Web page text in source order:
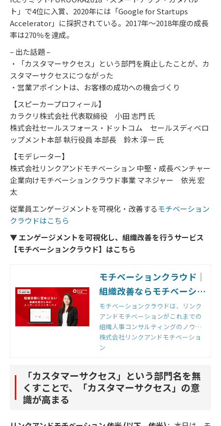
ト」で4位に入賞、2020年には「Google for Startups
Accelerator」に採択されている。2017年～2018年度の成長
率は270％を達成。
– 出た話題 –
・「カスタマーサクセス」という部門を廃止したことが、カ
スタマーサクセスにつながった
・営業アポイントは、お客様の成功への機会づくり
【スピーカープロフィール】
カラクリ株式会社 代表取締役 小田 志門 氏
株式会社セールスフォース・ドットコム セールスディベロ
ップメント本部 執行役員 本部長 鈴木 淳一 氏
【モデレーター】
株式会社リンクアンドモチベーション 中堅・成長ベンチャー
企業向けモチベーションクラウド事業 マネジャー 依光 宏
太
従業員エンゲージメントを可視化・改善するモチベーション
クラウドはこちら
▼ エンゲージメントを可視化し、組織改善を行うサービス
【モチベーションクラウド】はこちら
モチベーションクラウド｜
組織改善ならモチベーショ
ンクラウド
モチベーションクラウドは、リンク
アンドモチベーションがこれまでの
組織人事コンサルティングのノウハ
ウをもとに開発した国内初の組織改
善クラウドです。組織のモノサシ
回すことで、組織変革を実現しま
す。
株式会社リンクアンドモチベーショ
ン
「カスタマーサクセス」という部門名を無
くすことで、「カスタマーサクセス」の意
識が高まる